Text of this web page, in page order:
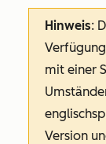
Hinweis:
mit einer
Version